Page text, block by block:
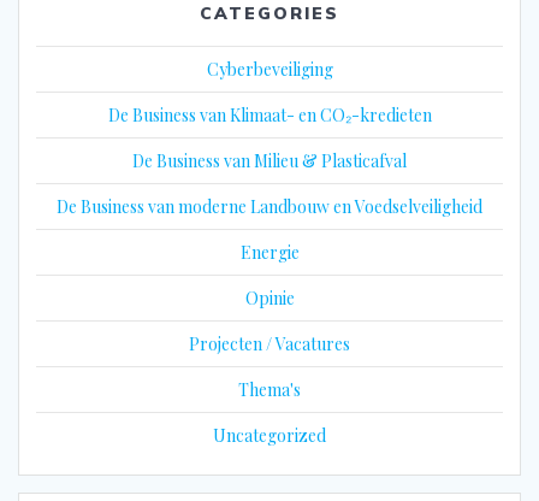
CATEGORIES
Cyberbeveiliging
De Business van Klimaat- en CO₂-kredieten
De Business van Milieu & Plasticafval
De Business van moderne Landbouw en Voedselveiligheid
Energie
Opinie
Projecten / Vacatures
Thema's
Uncategorized